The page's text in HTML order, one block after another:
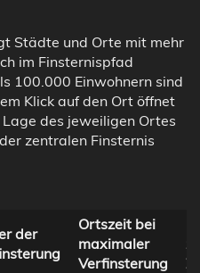
Städte und Orte mit mehr
im Finsternispfad
100.000 Einwohnern sind
Klick auf den Ort öffnet
des jeweiligen Ortes
zentralen Finsternis
der
Ortszeit bei
maximaler
Verfinsterung